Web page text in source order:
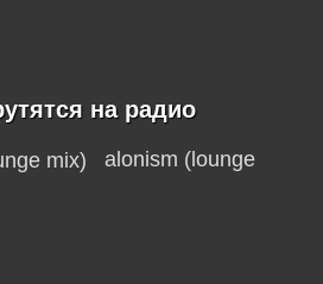
на радио
alonism (lounge